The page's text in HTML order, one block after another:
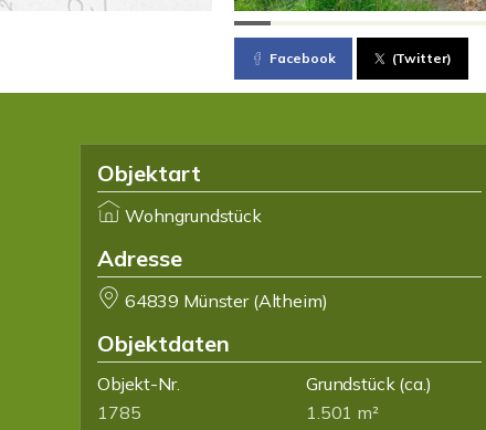
Facebook (Twitter)
Objektart
Wohngrundstück
Adresse
64839 Münster (Altheim)
Objektdaten
Objekt-Nr.
1785
Grundstück(ca.)
1.501 m²